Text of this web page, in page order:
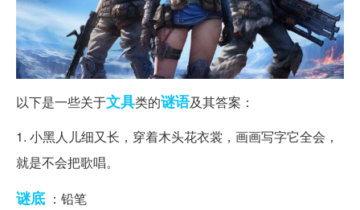
以下是一些关于文具类的谜语及其答案：
1. 小黑人儿细又长，穿着木头花衣裳，画画写字它全会，
就是不会把歌唱。
谜底 ：铅笔